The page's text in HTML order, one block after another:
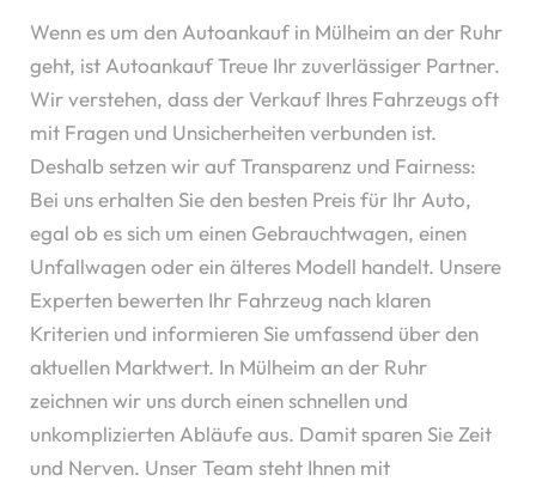
Wenn es um den Autoankauf in Mülheim an der Ruhr
geht, ist Autoankauf Treue Ihr zuverlässiger Partner.
Wir verstehen, dass der Verkauf Ihres Fahrzeugs oft
mit Fragen und Unsicherheiten verbunden ist.
Deshalb setzen wir auf Transparenz und Fairness:
Bei uns erhalten Sie den besten Preis für Ihr Auto,
egal ob es sich um einen Gebrauchtwagen, einen
Unfallwagen oder ein älteres Modell handelt. Unsere
Experten bewerten Ihr Fahrzeug nach klaren
Kriterien und informieren Sie umfassend über den
aktuellen Marktwert. In Mülheim an der Ruhr
zeichnen wir uns durch einen schnellen und
unkomplizierten Abläufe aus. Damit sparen Sie Zeit
und Nerven. Unser Team steht Ihnen mit